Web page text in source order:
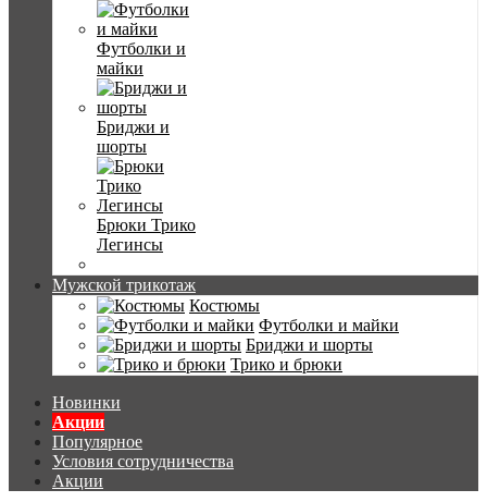
Футболки и
майки
Бриджи и
шорты
Брюки Трико
Легинсы
Мужской трикотаж
Костюмы
Футболки и майки
Бриджи и шорты
Трико и брюки
Новинки
Акции
Популярное
Условия сотрудничества
Акции